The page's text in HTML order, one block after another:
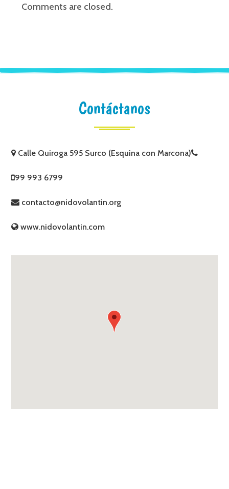
Comments are closed.
Contáctanos
Calle Quiroga 595 Surco (Esquina con Marcona)
99 993 6799
contacto@nidovolantin.org
www.nidovolantin.com